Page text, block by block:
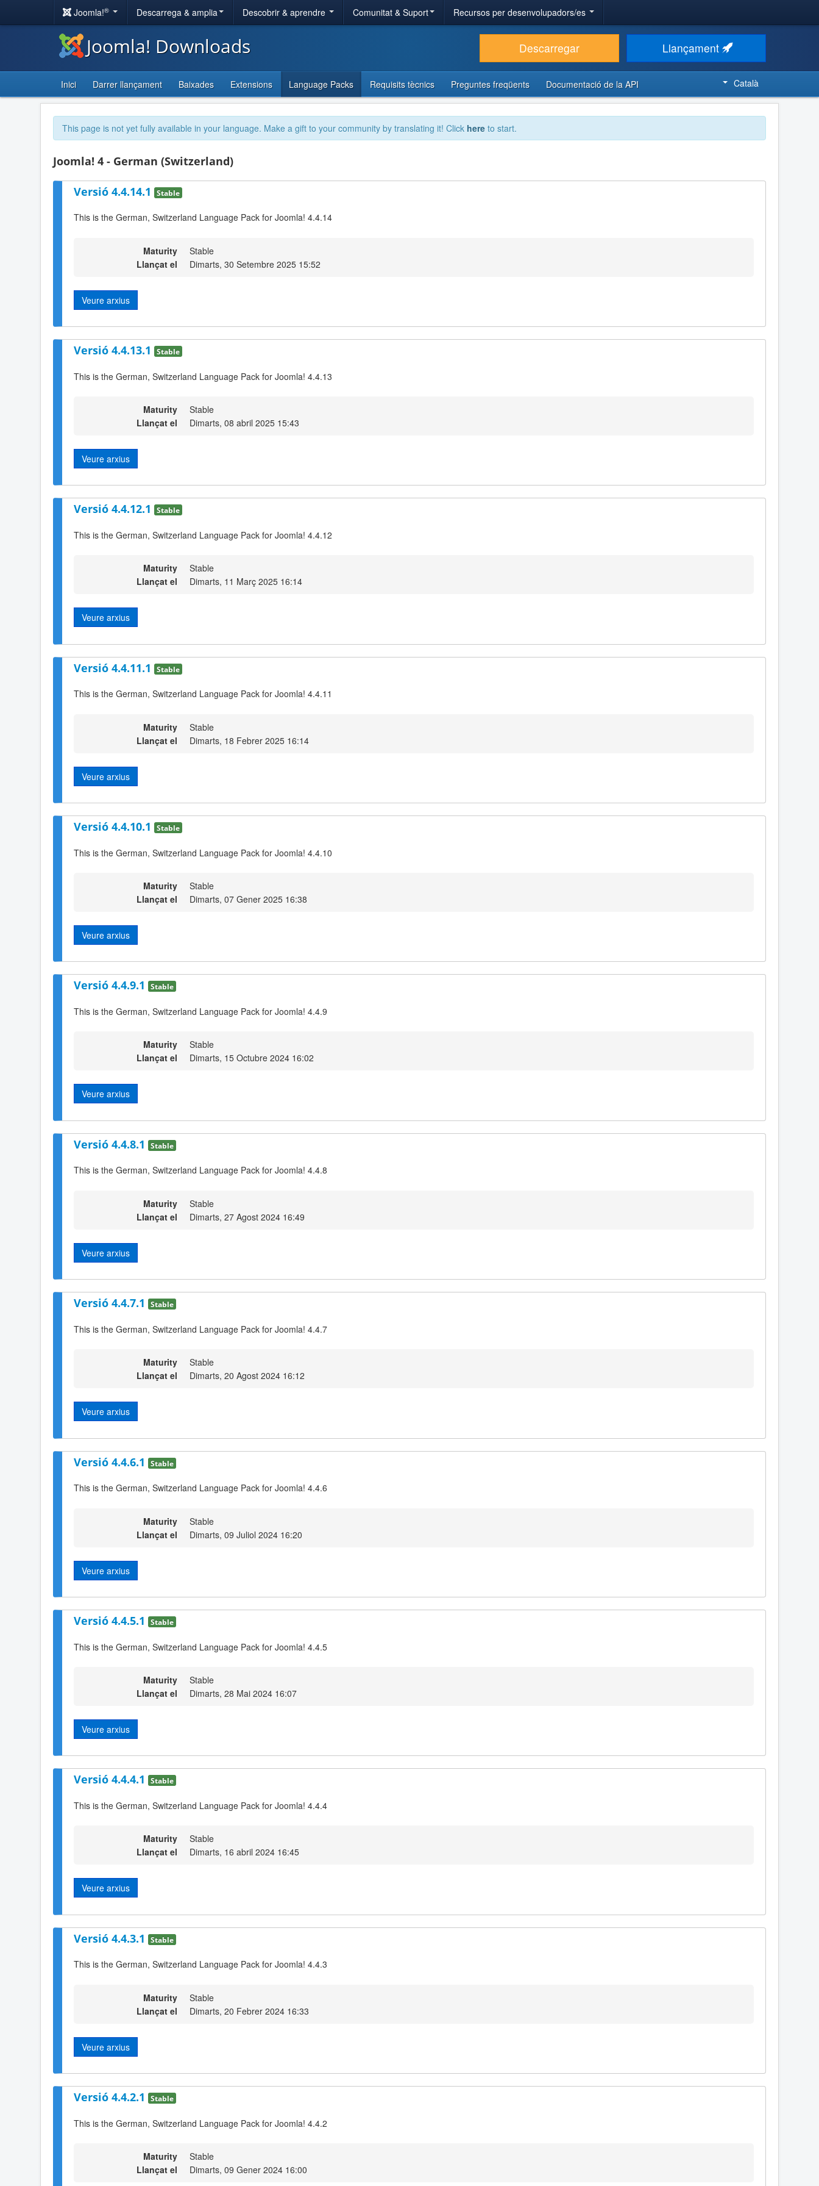
Joomla!® Descarrega & amplia Descobrir & aprendre Comunitat & Suport Recursos per desenvolupadors/es
Joomla! Downloads Descarregar Llançament
Inici Darrer llançament Baixades Extensions Language Packs Requisits tècnics Preguntes freqüents Documentació de la API Català
This page is not yet fully available in your language. Make a gift to your community by translating it! Click here to start.
Joomla! 4 - German (Switzerland)
Versió 4.4.14.1 Stable
This is the German, Switzerland Language Pack for Joomla! 4.4.14
Maturity
Stable
Llançat el
Dimarts, 30 Setembre 2025 15:52
Veure arxius
Versió 4.4.13.1 Stable
This is the German, Switzerland Language Pack for Joomla! 4.4.13
Maturity
Stable
Llançat el
Dimarts, 08 abril 2025 15:43
Veure arxius
Versió 4.4.12.1 Stable
This is the German, Switzerland Language Pack for Joomla! 4.4.12
Maturity
Stable
Llançat el
Dimarts, 11 Març 2025 16:14
Veure arxius
Versió 4.4.11.1 Stable
This is the German, Switzerland Language Pack for Joomla! 4.4.11
Maturity
Stable
Llançat el
Dimarts, 18 Febrer 2025 16:14
Veure arxius
Versió 4.4.10.1 Stable
This is the German, Switzerland Language Pack for Joomla! 4.4.10
Maturity
Stable
Llançat el
Dimarts, 07 Gener 2025 16:38
Veure arxius
Versió 4.4.9.1 Stable
This is the German, Switzerland Language Pack for Joomla! 4.4.9
Maturity
Stable
Llançat el
Dimarts, 15 Octubre 2024 16:02
Veure arxius
Versió 4.4.8.1 Stable
This is the German, Switzerland Language Pack for Joomla! 4.4.8
Maturity
Stable
Llançat el
Dimarts, 27 Agost 2024 16:49
Veure arxius
Versió 4.4.7.1 Stable
This is the German, Switzerland Language Pack for Joomla! 4.4.7
Maturity
Stable
Llançat el
Dimarts, 20 Agost 2024 16:12
Veure arxius
Versió 4.4.6.1 Stable
This is the German, Switzerland Language Pack for Joomla! 4.4.6
Maturity
Stable
Llançat el
Dimarts, 09 Juliol 2024 16:20
Veure arxius
Versió 4.4.5.1 Stable
This is the German, Switzerland Language Pack for Joomla! 4.4.5
Maturity
Stable
Llançat el
Dimarts, 28 Mai 2024 16:07
Veure arxius
Versió 4.4.4.1 Stable
This is the German, Switzerland Language Pack for Joomla! 4.4.4
Maturity
Stable
Llançat el
Dimarts, 16 abril 2024 16:45
Veure arxius
Versió 4.4.3.1 Stable
This is the German, Switzerland Language Pack for Joomla! 4.4.3
Maturity
Stable
Llançat el
Dimarts, 20 Febrer 2024 16:33
Veure arxius
Versió 4.4.2.1 Stable
This is the German, Switzerland Language Pack for Joomla! 4.4.2
Maturity
Stable
Llançat el
Dimarts, 09 Gener 2024 16:00